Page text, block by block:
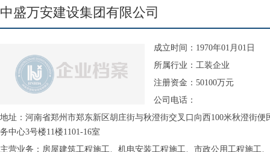
中盛万安建设集团有限公司
成立时间：1970年01月01日
所属行业：工装企业
注册资金：50100万元
公司电话：
地址：河南省郑州市郑东新区胡庄街与秋澄街交叉口向西100米秋澄街便
务中心3号楼11楼1101-16室
主营业务：房屋建筑工程施工、机电安装工程施工、市政公用工程施工